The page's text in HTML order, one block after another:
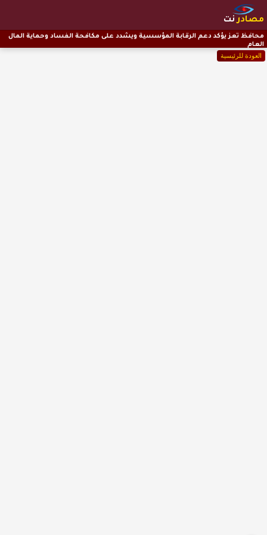
مصادرنت
العودة للرئيسية
محافظ تعز يؤكد دعم الرقابة المؤسسية ويشدد على مكافحة الفساد وحماية المال
العام